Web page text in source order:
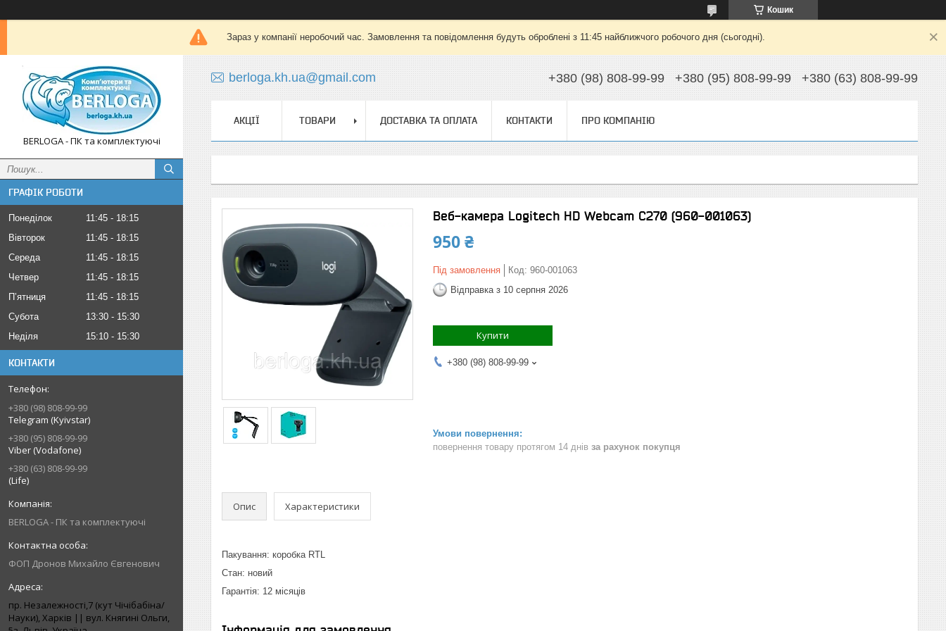
Кошик
Зараз у компанії неробочий час. Замовлення та повідомлення будуть оброблені з 11:45 найближчого робочого дня (сьогодні).
BERLOGA - ПК та комплектуючі
ГРАФІК РОБОТИ
Понеділок 11:45
18:15
Вівторок
11:45
18:15
Середа
11:45
18:15
Четвер
11:45
18:15
Пʼятниця
11:45
18:15
Субота
13:30
15:30
Неділя
15:10 15:30
КОНТАКТИ
+380 (98) 808-99-99
Telegram (Kyivstar)
+380 (95) 808-99-99
Viber (Vodafone)
+380 (63) 808-99-99
(Life)
BERLOGA - ПК та комплектуючі
ФОП Дронов Михайло Євгенович
пр. Незалежності,7 (кут Чічібабіна/
Науки), Харків || вул. Княгині Ольги,
berloga.kh.ua@gmail.com +380 (98) 808-99-99 +380 (95) 808-99-99 +380 (63) 808-99-99
АКЦІЇ ТОВАРИ ДОСТАВКА ТА ОПЛАТА КОНТАКТИ ПРО КОМПАНІЮ
Веб-камера Logitech HD Webcam C270 (960-001063)
950 ₴
Під замовлення Код: 960-001063
Відправка з 10 серпня 2026
Купити
+380 (98) 808-99-99
повернення товару протягом 14 днів за рахунок покупця
Опис Характеристики
Пакування: коробка RTL
Стан: новий
Гарантія: 12 місяців